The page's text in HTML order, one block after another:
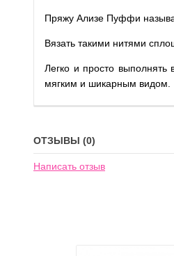
Пряжу Ализе Пуффи
Вязать такими нитями
Легко и просто
мягким и шикарным видом.
ОТЗЫВЫ (0)
Написать отзыв